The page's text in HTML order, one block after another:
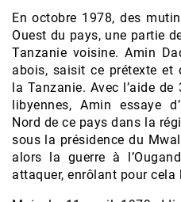
En octobre 1978, des
Ouest du pays, une partie
Tanzanie voisine. Amin
abois, saisit ce prétexte et
la Tanzanie. Avec l’aide
libyennes, Amin essaye
Nord de ce pays dans la
sous la présidence du
alors la guerre à
attaquer, enrôlant pour